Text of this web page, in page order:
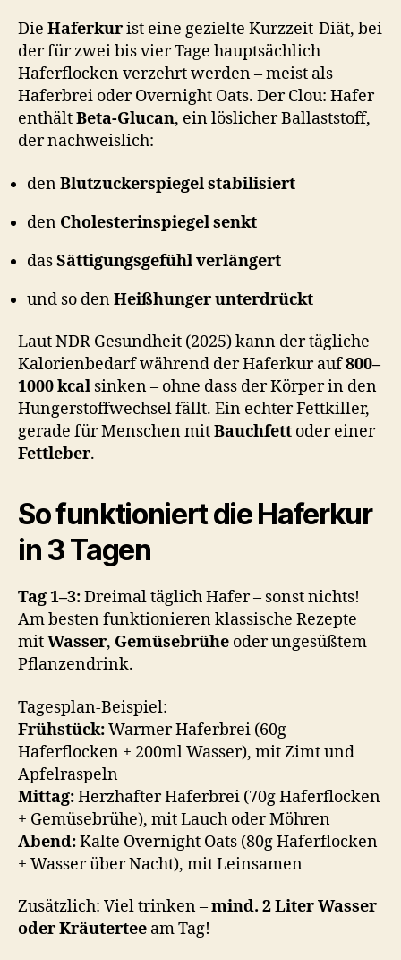
b
u
n
g
:
und
gesundes
Abnehmen
–
zur
Blutzucker-
Regulierung
und
gegen
Die Haferkurist eine gezielte Kurzzeit-Diät, bei
der für zwei bis vier Tage hauptsächlich
Haferflocken verzehrt werden – meist als
Haferbrei oder Overnight Oats. Der Clou: Hafer
enthältBeta-Glucan, ein löslicher Ballaststoff,
der nachweislich:
denBlutzuckerspiegel stabilisiert
den Cholesterinspiegel senkt
dasSättigungsgefühl verlängert
und so denHeißhunger unterdrückt
Laut NDR Gesundheit (2025) kann der tägliche
Kalorienbedarf während der Haferkur auf800–
1000 kcal sinken – ohne dass der Körper in den
Hungerstoffwechsel fällt. Ein echter Fettkiller,
gerade für Menschen mitBauchfett oder einer
Fettleber.
So funktioniert die Haferkur
in 3 Tagen
Tag 1–3:Dreimal täglich Hafer – sonst nichts!
Am besten funktionieren klassische Rezepte
mitWasser, Gemüsebrühe oder ungesüßtem
Pflanzendrink.
Tagesplan-Beispiel:
Frühstück:Warmer Haferbrei (60g
Haferflocken + 200ml Wasser), mit Zimt und
Apfelraspeln
Mittag:Herzhafter Haferbrei (70g Haferflocken
+ Gemüsebrühe), mit Lauch oder Möhren
Abend:Kalte Overnight Oats (80g Haferflocken
+ Wasser über Nacht), mit Leinsamen
Zusätzlich: Viel trinken –mind. 2 Liter Wasser
oder Kräutertee am Tag!